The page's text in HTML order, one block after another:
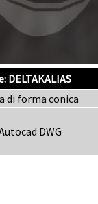
DELTAKALIAS
di forma conica
DWG